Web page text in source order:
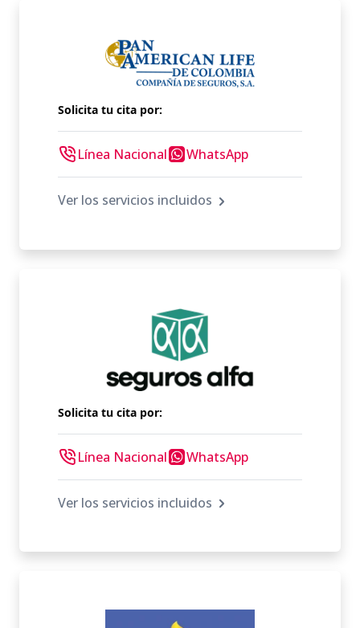
Solicita tu cita por:
Línea Nacional WhatsApp
Ver los servicios incluidos
Solicita tu cita por:
Línea Nacional WhatsApp
Ver los servicios incluidos